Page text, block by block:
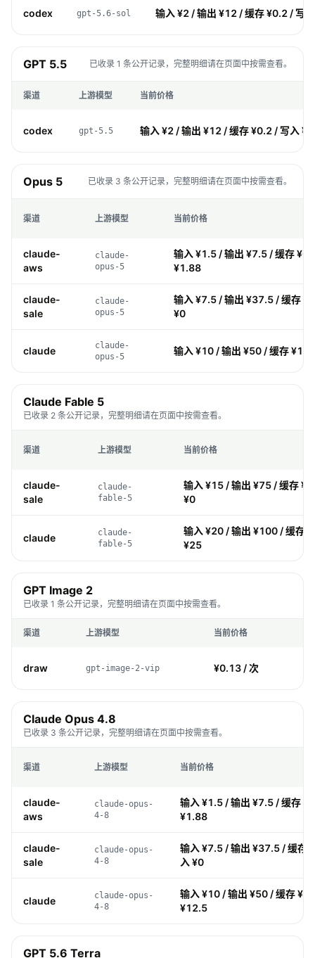
codex gpt-5.6-sol 输入 ¥2 / 输出 ¥12 / 缓存 ¥0.2 / 写
GPT 5.5 已收录 1 条公开记录，完整明细请在页面中按需查看。
渠道 上游模型 当前价格
codex gpt-5.5 输入 ¥2 / 输出 ¥12 / 缓存 ¥0.2 / 写入 ¥0
Opus 5 已收录 3 条公开记录，完整明细请在页面中按需查看。
渠道 上游模型 当前价格
claude-
aws
claude-
opus-5
输入 ¥1.5 / 输出 ¥7.5 / 缓存
¥1.88
claude-
sale
claude-
opus-5
输入 ¥7.5 / 输出 ¥37.5 / 缓存
¥0
claude
claude-
opus-5
输入 ¥10 / 输出 ¥50 / 缓存 ¥1 /
Claude Fable 5
已收录 2 条公开记录，完整明细请在页面中按需查看。
渠道 上游模型 当前价格
claude-
sale
claude-
fable-5
输入 ¥15 / 输出 ¥75 / 缓存
¥0
claude
claude-
fable-5
输入 ¥20 / 输出 ¥100 / 缓存
¥25
GPT Image 2
已收录 1 条公开记录，完整明细请在页面中按需查看。
渠道 上游模型 当前价格
draw gpt-image-2-vip ¥0.13 / 次
Claude Opus 4.8
已收录 3 条公开记录，完整明细请在页面中按需查看。
渠道 上游模型 当前价格
claude-
aws
claude-opus-
4-8
输入 ¥1.5 / 输出 ¥7.5 / 缓存
¥1.88
claude-
sale
claude-opus-
4-8
输入 ¥7.5 / 输出 ¥37.5 / 缓存
入 ¥0
claude
claude-opus-
4-8
输入 ¥10 / 输出 ¥50 / 缓存 ¥1
¥12.5
GPT 5.6 Terra